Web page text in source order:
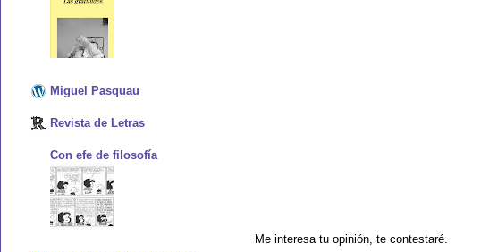
Me interesa tu opinión, te contestaré.
Miguel Pasquau
Revista de Letras
Con efe de filosofía